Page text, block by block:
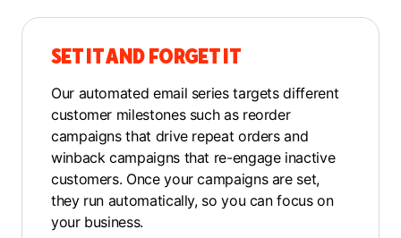
SET IT AND FORGET IT
Our automated email series targets different
customer milestones such as reorder
campaigns that drive repeat orders and
winback campaigns that re-engage inactive
customers. Once your campaigns are set,
they run automatically, so you can focus on
your business.